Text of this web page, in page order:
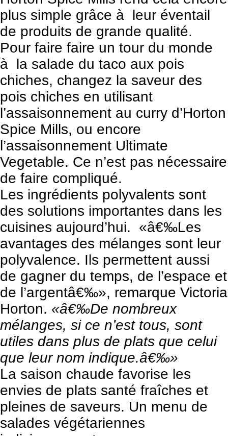
plus simple grâce à leur éventail
de produits de grande qualité.
Pour faire faire un tour du monde
à la salade du taco aux pois
chiches, changez la saveur des
pois chiches en utilisant
l’assaisonnement au curry d’Horton
Spice Mills, ou encore
l’assaisonnement Ultimate
Vegetable. Ce n’est pas nécessaire
de faire compliqué.
Les ingrédients polyvalents sont
des solutions importantes dans les
cuisines aujourd’hui. «â€‰Les
avantages des mélanges sont leur
polyvalence. Ils permettent aussi
de gagner du temps, de l’espace et
de l’argentâ€‰», remarque Victoria
Horton. «â€‰De nombreux
mélanges, si ce n’est tous, sont
utiles dans plus de plats que celui
que leur nom indique.â€‰»
La saison chaude favorise les
envies de plats santé fraîches et
pleines de saveurs. Un menu de
salades végétariennes